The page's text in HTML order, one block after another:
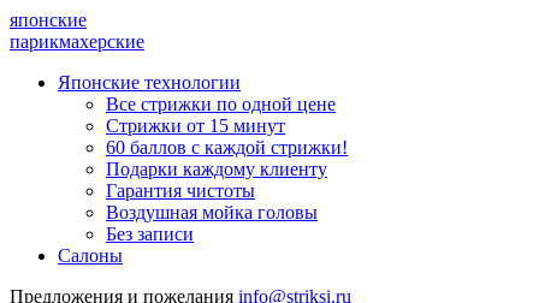
японские
парикмахерские
Японские технологии
Все стрижки по одной цене
Стрижки от 15 минут
60 баллов с каждой стрижки!
Подарки каждому клиенту
Гарантия чистоты
Воздушная мойка головы
Без записи
Салоны
Предложения и пожелания info@striksi.ru